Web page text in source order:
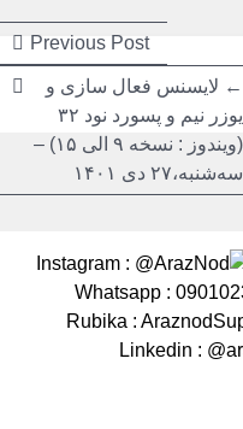
Previous Post
← لایسنس فعال سازی و
یوزر نیم و پسورد نود ۳۲
(ویندوز : نسخه ۹ الی ۱۵) –
سه‌شنبه،۲۷ دی ۱۴۰۱